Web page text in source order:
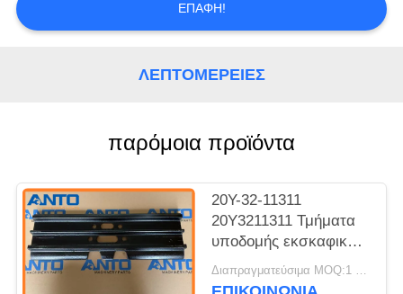
ΕΠΑΦΉ!
ΛΕΠΤΟΜΈΡΕΙΕΣ
παρόμοια προϊόντα
20Y-32-11311
20Y3211311 Τμήματα
υποδομής εκσκαφικής
μηχανής για
παπούτσια τροχιάς για
Διαπραγματεύσιμα MOQ:1 τεμ.